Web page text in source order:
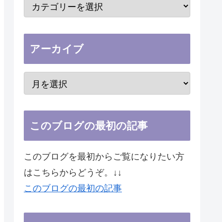
アーカイブ
このブログの最初の記事
このブログを最初からご覧になりたい方
はこちらからどうぞ。↓↓
このブログの最初の記事